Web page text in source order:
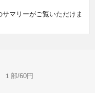
マリーがご覧いただけま
部/60円